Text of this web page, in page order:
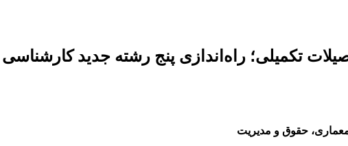
تکمیلی؛ راه‌اندازی پنج رشته جدید
حقوق و مدیریت